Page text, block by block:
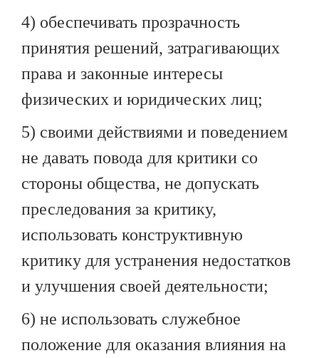
4) обеспечивать прозрачность
принятия решений, затрагивающих
права и законные интересы
физических и юридических лиц;
5) своими действиями и поведением
не давать повода для критики со
стороны общества, не допускать
преследования за критику,
использовать конструктивную
критику для устранения недостатков
и улучшения своей деятельности;
6) не использовать служебное
положение для оказания влияния на